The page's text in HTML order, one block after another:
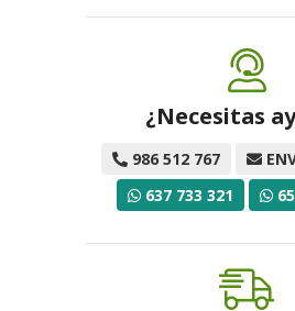
¿Necesitas
986 512 767
637 733 321